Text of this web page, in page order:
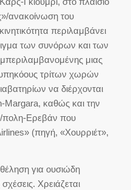
ανακοίνωση του
περιλαμβάνει
των συνόρων και των
μιας
τρίτων χωρών
να διέρχονται
καθώς και την
πολη-Ερεβάν που
(πηγή, «Χουρριέτ»,
για ουσιώδη
Χρειάζεται